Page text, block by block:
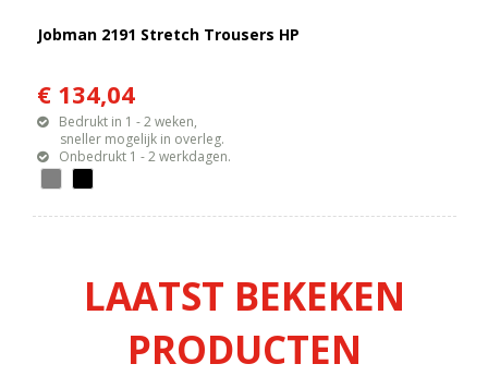
Jobman 2191 Stretch Trousers HP
€ 134,04
Bedrukt in 1 - 2 weken,
sneller mogelijk in overleg.
Onbedrukt 1 - 2 werkdagen.
LAATST BEKEKEN
PRODUCTEN